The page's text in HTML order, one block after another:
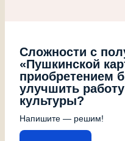
Сложности с
«Пушкинской
приобретением
улучшить
культуры?
Напишите — решим!